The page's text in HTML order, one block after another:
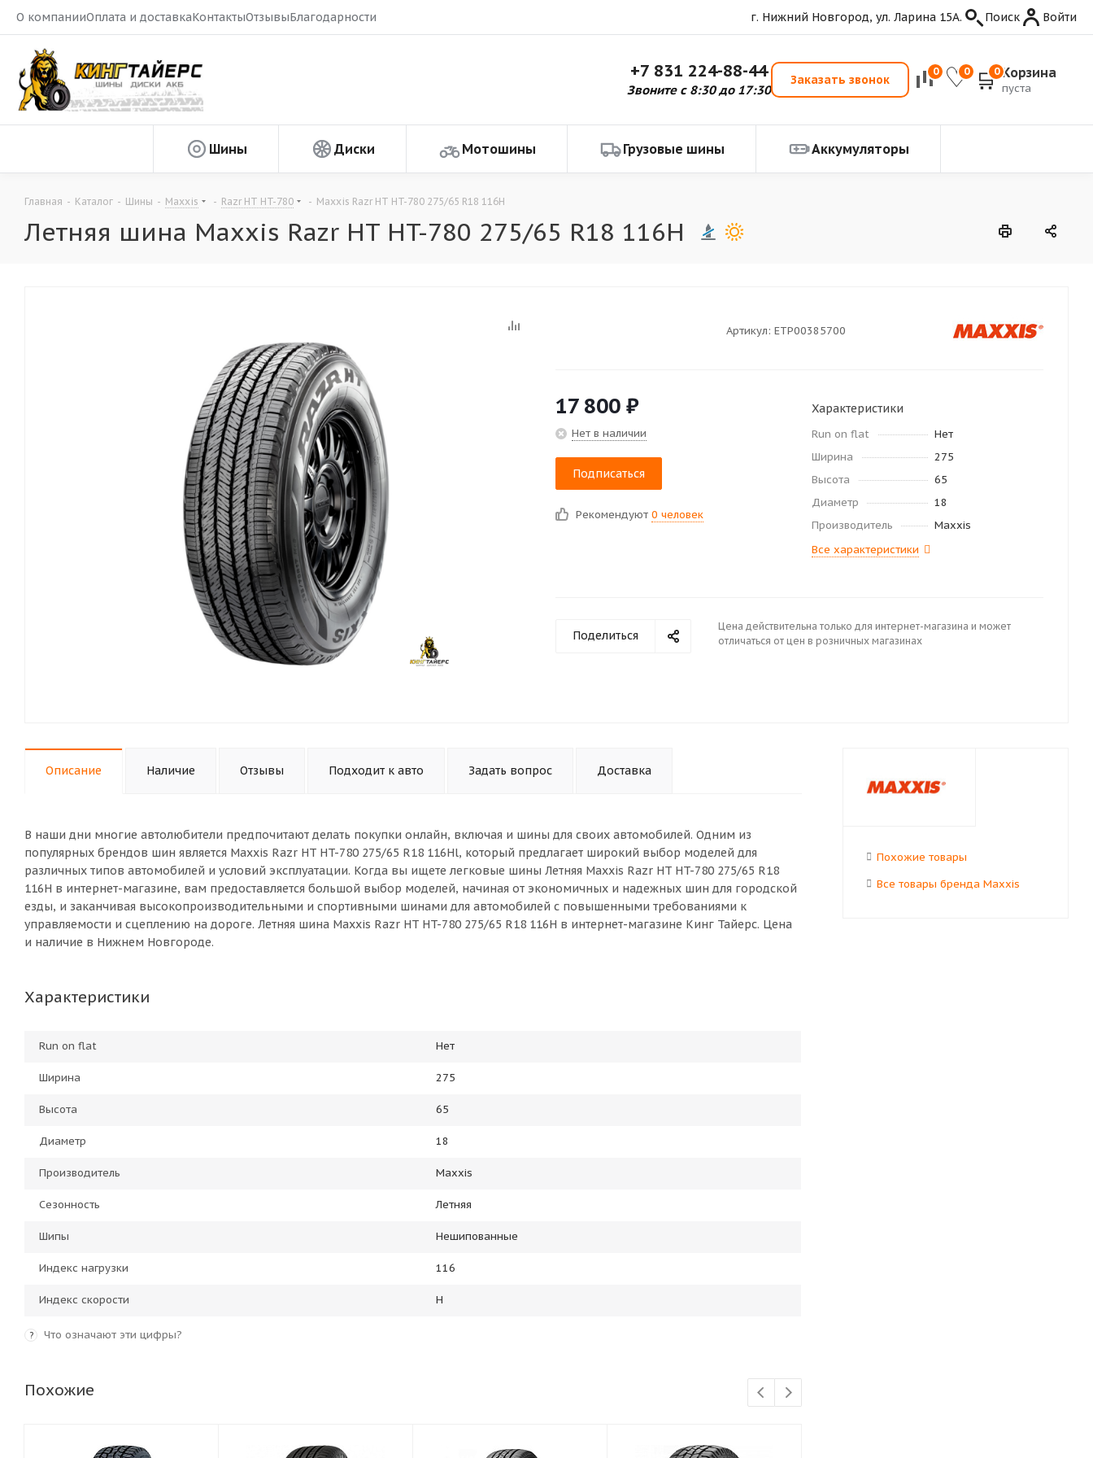
О компанииОплата и доставкаКонтактыОтзывыБлагодарности г. Нижний Новгород, ул. Ларина 15А. Поиск Войти
+7 831 224-88-44
Звоните с 8:30 до 17:30
Заказать звонок
0 0 0 Корзина
пуста
Шины Диски Мотошины Грузовые шины Аккумуляторы
Главная - Каталог - Шины - Maxxis - Razr HT HT-780 - Maxxis Razr HT HT-780 275/65 R18 116H
Летняя шина Maxxis Razr HT HT-780 275/65 R18 116H
Артикул: ETP00385700
17 800 ₽
Нет в наличии
Подписаться
Рекомендуют 0 человек
Характеристики
Run on flat
Нет
Ширина
275
Высота
65
Диаметр
18
Производитель
Maxxis
Все характеристики
Поделиться
Цена действительна только для интернет-магазина и может
отличаться от цен в розничных магазинах
Описание Наличие Отзывы Подходит к авто Задать вопрос Доставка
В наши дни многие автолюбители предпочитают делать покупки онлайн, включая и шины для своих автомобилей. Одним из
популярных брендов шин является Maxxis Razr HT HT-780 275/65 R18 116Hl, который предлагает широкий выбор моделей для
различных типов автомобилей и условий эксплуатации. Когда вы ищете легковые шины Летняя Maxxis Razr HT HT-780 275/65 R18
116H в интернет-магазине, вам предоставляется большой выбор моделей, начиная от экономичных и надежных шин для городской
езды, и заканчивая высокопроизводительными и спортивными шинами для автомобилей с повышенными требованиями к
управляемости и сцеплению на дороге. Летняя шина Maxxis Razr HT HT-780 275/65 R18 116H в интернет-магазине Кинг Тайерс. Цена
и наличие в Нижнем Новгороде.
Характеристики
Run on flat Нет
Ширина 275
Высота 65
Диаметр 18
Производитель Maxxis
Сезонность Летняя
Шипы Нешипованные
Индекс нагрузки 116
Индекс скорости H
? Что означают эти цифры?
Похожие
Похожие товары
Все товары бренда Maxxis